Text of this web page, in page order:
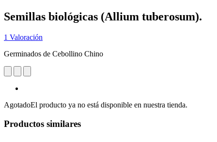
Semillas biológicas (Allium tuberosum).
1 Valoración
Germinados de Cebollino Chino
AgotadoEl producto ya no está disponible en nuestra tienda.
Productos similares